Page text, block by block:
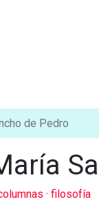
de Pedro
· filosofía